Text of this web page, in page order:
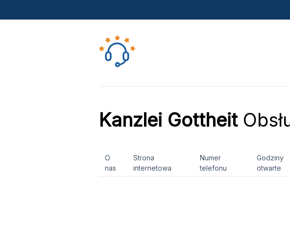
Kanzlei Gottheit
O
nas
Strona
internetowa
Numer
telefonu
Godziny
otwarte